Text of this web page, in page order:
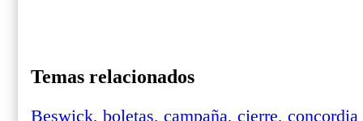
Temas relacionados
Beswick, boletas, campaña, cierre, concordia